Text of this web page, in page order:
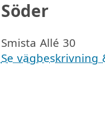
Söder
Smista Allé 30
Se vägbeskrivning